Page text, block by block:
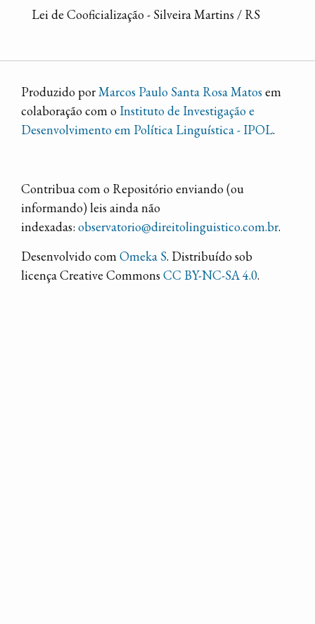
Lei de Cooficialização - Silveira Martins / RS
Produzido porMarcos Paulo Santa Rosa Matos em
colaboração com oInstituto de Investigação e
Desenvolvimento em Política Linguística - IPOL.
Contribua com o Repositório enviando (ou
informando) leis ainda não
indexadas: observatorio@direitolinguistico.com.br.
Desenvolvido comOmeka S. Distribuído sob
licença Creative Commons CC BY-NC-SA 4.0.